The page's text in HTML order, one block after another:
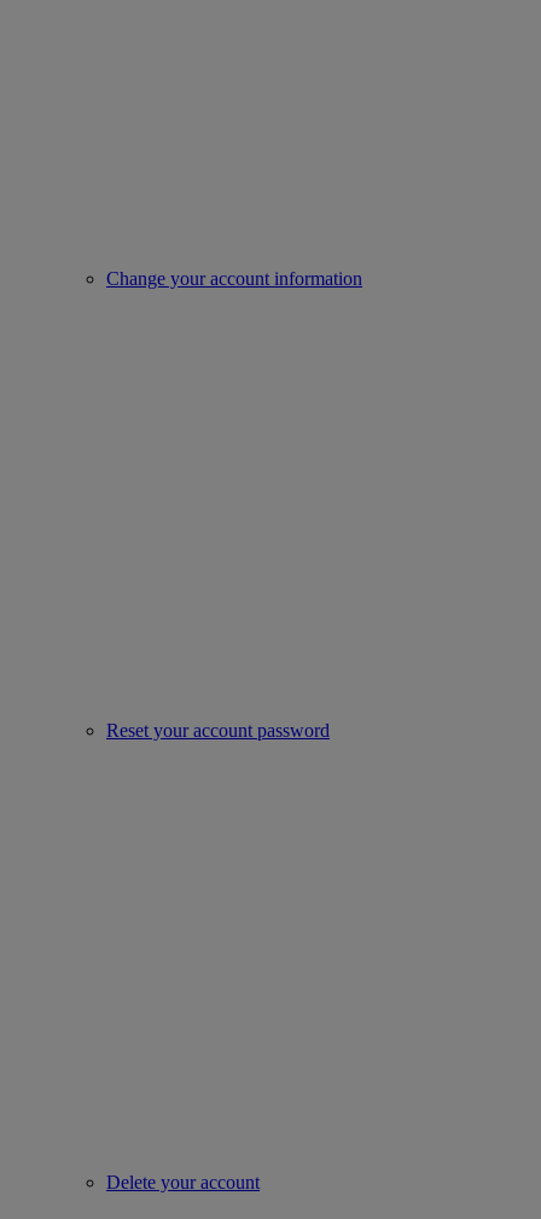
Change your account information
Reset your account password
Delete your account